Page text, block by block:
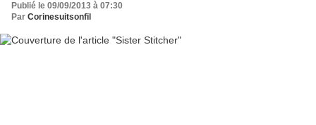
Publié le 09/09/2013 à 07:30
Par Corinesuitsonfil